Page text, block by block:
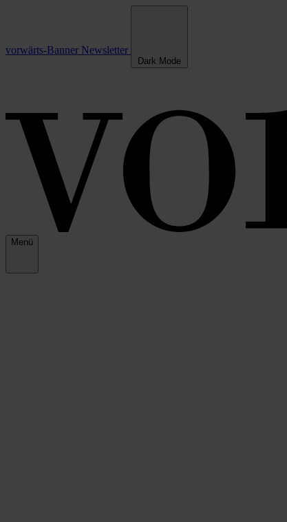
vorwärts-Banner Newsletter
Dark Mode
Menü